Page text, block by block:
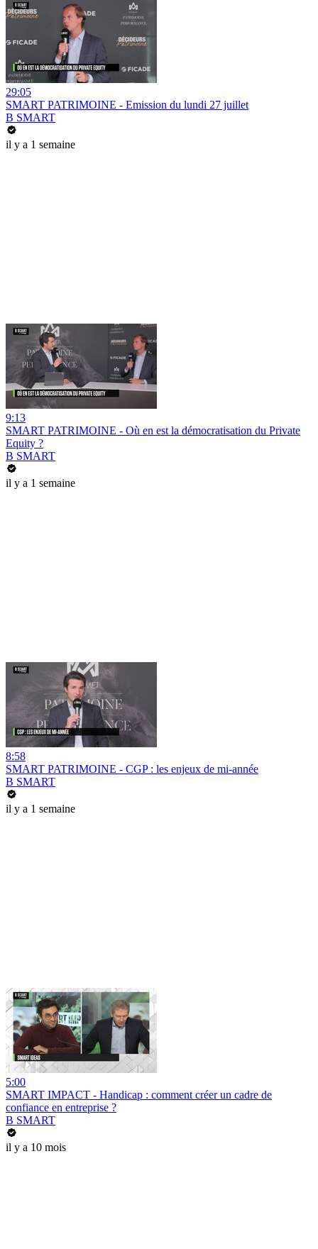
29:05
SMART PATRIMOINE - Emission du lundi 27 juillet
B SMART
il y a 1 semaine
9:13
SMART PATRIMOINE - Où en est la démocratisation du Private
Equity ?
B SMART
il y a 1 semaine
8:58
SMART PATRIMOINE - CGP : les enjeux de mi-année
B SMART
il y a 1 semaine
5:00
SMART IMPACT - Handicap : comment créer un cadre de
confiance en entreprise ?
B SMART
il y a 10 mois